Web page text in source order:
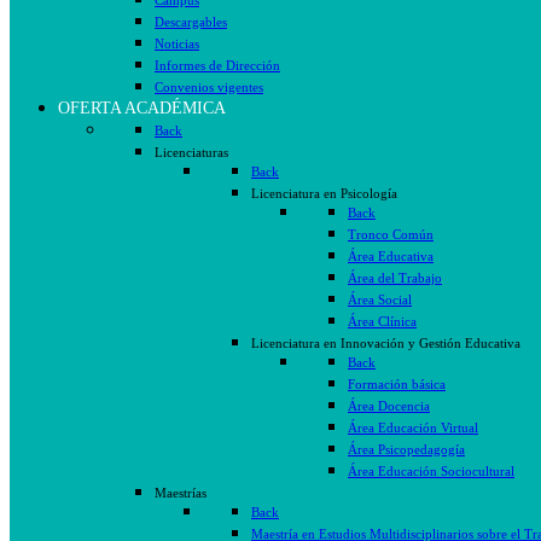
Descargables
Noticias
Informes de Dirección
Convenios vigentes
OFERTA ACADÉMICA
Back
Licenciaturas
Back
Licenciatura en Psicología
Back
Tronco Común
Área Educativa
Área del Trabajo
Área Social
Área Clínica
Licenciatura en Innovación y Gestión Educativa
Back
Formación básica
Área Docencia
Área Educación Virtual
Área Psicopedagogía
Área Educación Sociocultural
Maestrías
Back
Maestría en Estudios Multidisciplinarios sobre el